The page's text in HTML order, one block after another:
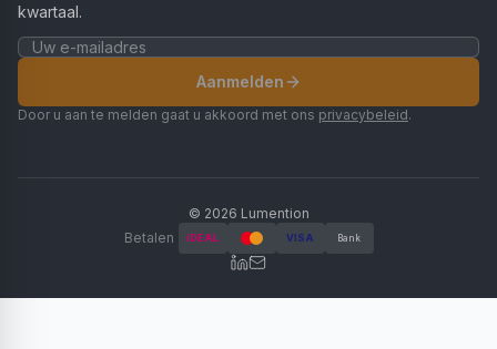
kwartaal.
Aanmelden
Door u aan te melden gaat u akkoord met ons privacybeleid.
© 2026 Lumention
Betalen
iDEAL VISA Bank